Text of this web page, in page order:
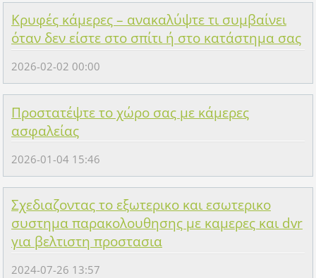
Κρυφές κάμερες – ανακαλύψτε τι συμβαίνει
όταν δεν είστε στο σπίτι ή στο κατάστημα σας
2026-02-02 00:00
Προστατέψτε το χώρο σας με κάμερες
ασφαλείας
2026-01-04 15:46
Σχεδιαζοντας το εξωτερικο και εσωτερικο
συστημα παρακολουθησης με καμερες και dvr
για βελτιστη προστασια
2024-07-26 13:57